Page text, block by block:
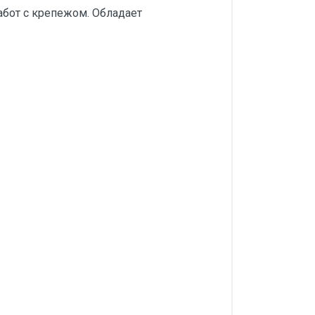
с крепежом. Обладает